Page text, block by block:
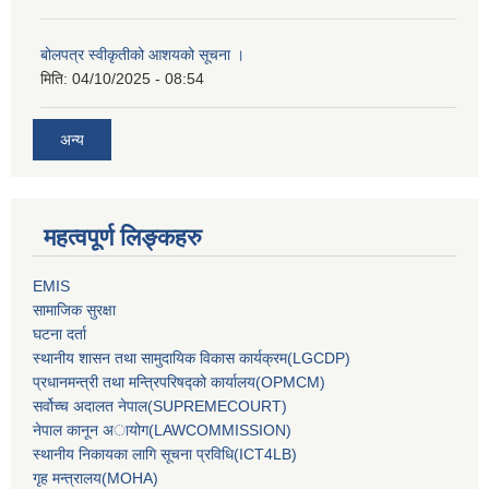
बोलपत्र स्वीकृतीको आशयको सूचना ।
मिति: 04/10/2025 - 08:54
अन्य
महत्वपूर्ण लिङ्कहरु
EMIS
सामाजिक सुरक्षा
घटना दर्ता
स्थानीय शासन तथा सामुदायिक विकास कार्यक्रम(LGCDP)
प्रधानमन्‍त्री तथा मन्‍त्रिपरिषद्को कार्यालय(OPMCM)
सर्वोच्‍च अदालत नेपाल(SUPREMECOURT)
नेपाल कानून अायोग(LAWCOMMISSION)
स्थानीय निकायका लागि सूचना प्रविधि(ICT4LB)
गृह मन्‍त्रालय(MOHA)